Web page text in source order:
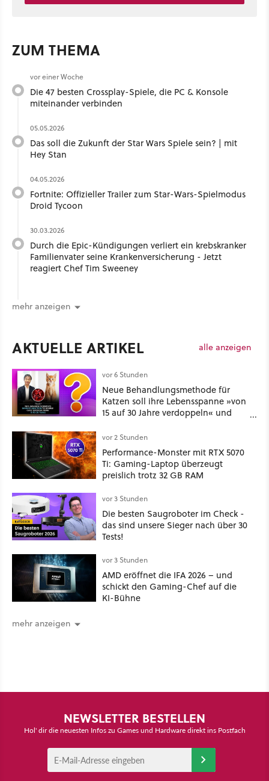
ZUM THEMA
vor einer Woche
Die 47 besten Crossplay-Spiele, die PC & Konsole
miteinander verbinden
05.05.2026
Das soll die Zukunft der Star Wars Spiele sein? | mit
Hey Stan ​
04.05.2026
Fortnite: Offizieller Trailer zum Star-Wars-Spielmodus
Droid Tycoon
30.03.2026
Durch die Epic-Kündigungen verliert ein krebskranker
Familienvater seine Krankenversicherung - Jetzt
reagiert Chef Tim Sweeney
mehr anzeigen
AKTUELLE ARTIKEL alle anzeigen
vor 6 Stunden
Neue Behandlungsmethode für
Katzen soll ihre Lebensspanne »von
15 auf 30 Jahre verdoppeln« und
kritisch damit auseinander
vor 2 Stunden
Performance-Monster mit RTX 5070
Ti: Gaming-Laptop überzeugt
preislich trotz 32 GB RAM
vor 3 Stunden
Die besten Saugroboter im Check -
das sind unsere Sieger nach über 30
Tests!
vor 3 Stunden
AMD eröffnet die IFA 2026 – und
schickt den Gaming-Chef auf die
KI-Bühne
mehr anzeigen
NEWSLETTER BESTELLEN
Hol' dir die neuesten Infos zu Games und Hardware direkt ins Postfach